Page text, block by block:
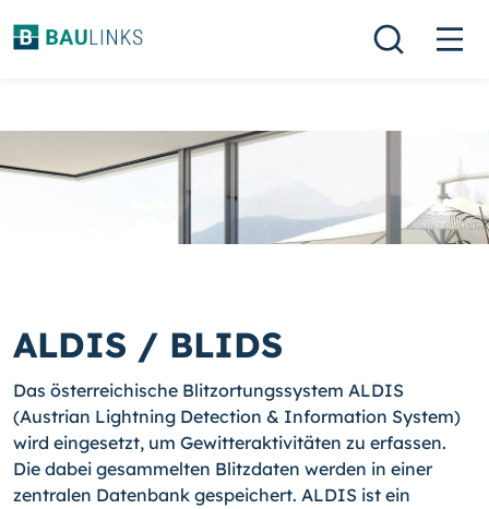
ALDIS / BLIDS
Das österreichische Blitzortungssystem ALDIS
(Austrian Lightning Detection & Information System)
wird eingesetzt, um Gewitteraktivitäten zu erfassen.
Die dabei gesammelten Blitzdaten werden in einer
zentralen Datenbank gespeichert. ALDIS ist ein